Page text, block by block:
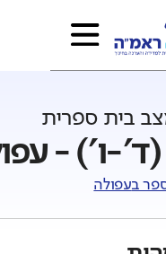
בית ספרית
(ד'-ו') -
בעפולה